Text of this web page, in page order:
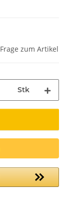
Frage zum Artikel
Stk